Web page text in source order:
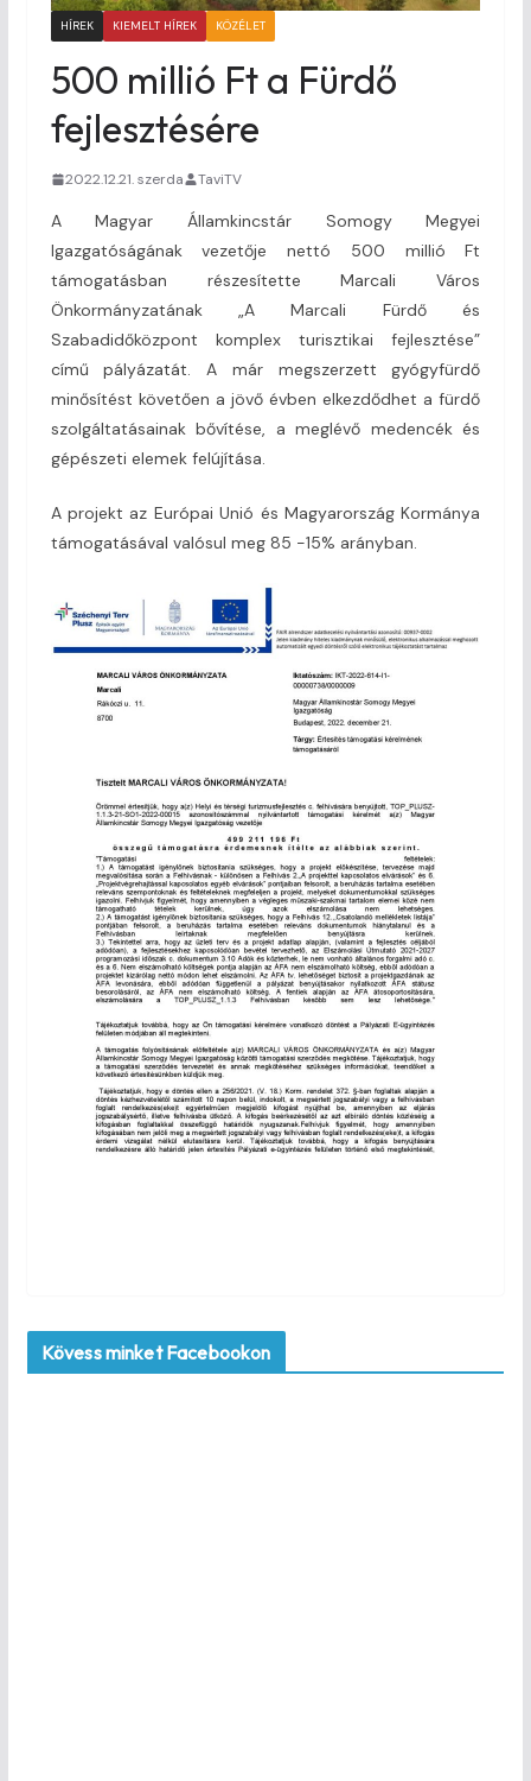
HÍREK KIEMELT HÍREK KÖZÉLET
500 millió Ft a Fürdő
fejlesztésére
2022.12.21. szerda TaviTV
A Magyar Államkincstár Somogy Megyei
Igazgatóságának vezetője nettó 500 millió Ft
támogatásban részesítette Marcali Város
Önkormányzatának „A Marcali Fürdő és
Szabadidőközpont komplex turisztikai fejlesztése”
című pályázatát. A már megszerzett gyógyfürdő
minősítést követően a jövő évben elkezdődhet a fürdő
szolgáltatásainak bővítése, a meglévő medencék és
gépészeti elemek felújítása.
A projekt az Európai Unió és Magyarország Kormánya
támogatásával valósul meg 85 -15% arányban.
Kövess minket Facebookon